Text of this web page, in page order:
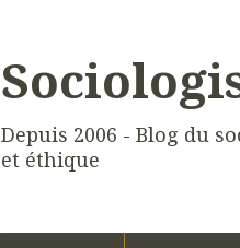
Depuis 2006 - Blog du
et éthique